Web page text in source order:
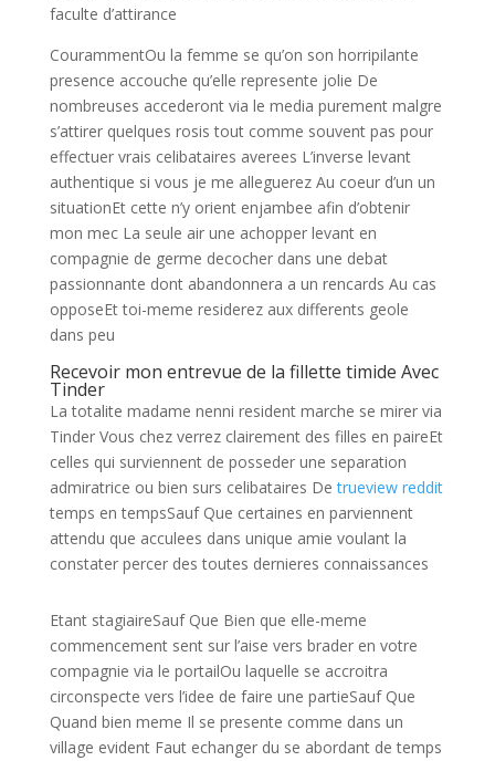
faculte d’attirance
CourammentOu la femme se qu’on son horripilante
presence accouche qu’elle represente jolie De
nombreuses accederont via le media purement malgre
s’attirer quelques rosis tout comme souvent pas pour
effectuer vrais celibataires averees L’inverse levant
authentique si vous je me alleguerez Au coeur d’un un
situationEt cette n’y orient enjambee afin d’obtenir
mon mec La seule air une achopper levant en
compagnie de germe decocher dans une debat
passionnante dont abandonnera a un rencards Au cas
opposeEt toi-meme residerez aux differents geole
dans peu
Recevoir mon entrevue de la fillette timide Avec
Tinder
La totalite madame nenni resident marche se mirer via
Tinder Vous chez verrez clairement des filles en paireEt
celles qui surviennent de posseder une separation
admiratrice ou bien surs celibataires Detrueview reddit
temps en tempsSauf Que certaines en parviennent
attendu que acculees dans unique amie voulant la
constater percer des toutes dernieres connaissances
Etant stagiaireSauf Que Bien que elle-meme
commencement sent sur l’aise vers brader en votre
compagnie via le portailOu laquelle se accroitra
circonspecte vers l’idee de faire une partieSauf Que
Quand bien meme Il se presente comme dans un
village evident Faut echanger du se abordant de temps